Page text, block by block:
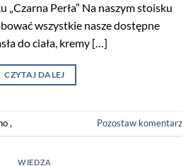
Perła” Na naszym stoisku
wszystkie nasze dostępne
do ciała, kremy […]
CZYTAJ DALEJ
, Pozostaw komentarz
WIEDZA